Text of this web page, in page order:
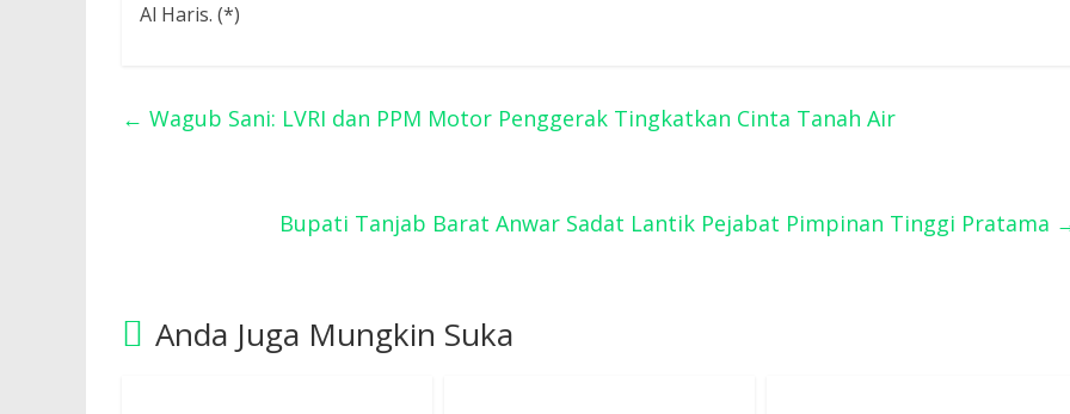
Al Haris. (*)
← Wagub Sani: LVRI dan PPM Motor Penggerak Tingkatkan Cinta Tanah Air
Bupati Tanjab Barat Anwar Sadat Lantik Pejabat Pimpinan Tinggi Pratama
Anda Juga Mungkin Suka